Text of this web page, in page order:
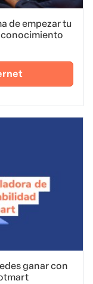
de empezar tu
conocimiento
ganar con